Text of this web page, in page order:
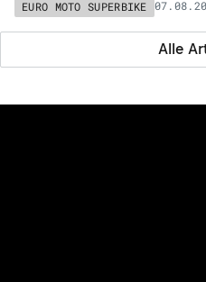
Alle
EURO MOTO SUPERBIKE